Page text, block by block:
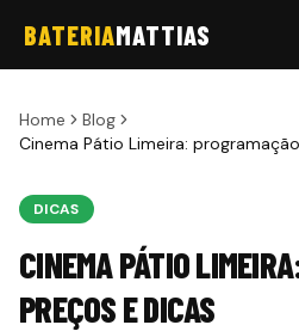
BATERIAMATTIAS
Home
Blog
Cinema Pátio Limeira:
DICAS
CINEMA PÁTIO
PREÇOS E DICAS